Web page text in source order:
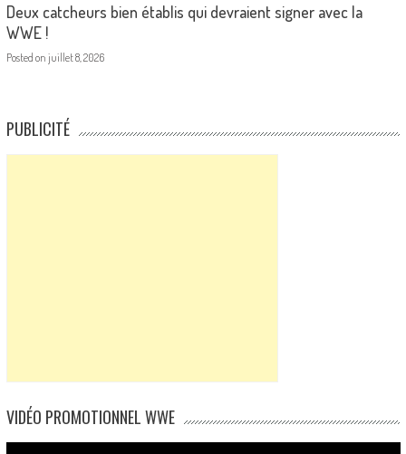
Deux catcheurs bien établis qui devraient signer avec la
WWE !
Posted on juillet 8, 2026
PUBLICITÉ
VIDÉO PROMOTIONNEL WWE